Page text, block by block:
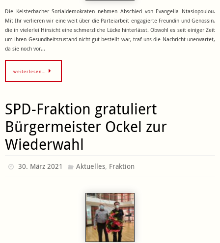
Die Kelsterbacher Sozialdemokraten nehmen Abschied von Evangelia Ntasiopoulou.
Mit Ihr verlieren wir eine weit über die Parteiarbeit engagierte Freundin und Genossin,
die in vielerlei Hinsicht eine schmerzliche Lücke hinterlässt. Obwohl es seit einiger Zeit
um ihren Gesundheitszustand nicht gut bestellt war, traf uns die Nachricht unerwartet,
da sie noch vor…
weiterlesen…
SPD-Fraktion gratuliert
Bürgermeister Ockel zur
Wiederwahl
30. März 2021 Aktuelles, Fraktion